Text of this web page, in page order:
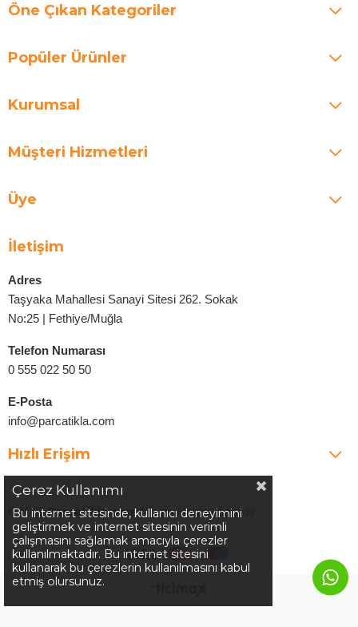
Öne Çıkan Kategoriler
Popüler Ürünler
Kurumsal
Müşteri Hizmetleri
Üye
İletişim
Adres
Taşyaka Mahallesi Sanayi Sitesi 262. Sokak
No:25 | Fethiye/Muğla
Telefon Numarası
0 555 022 50 50
E-Posta
info@parcatikla.com
Hızlı Erişim
©2025Parcatikla.com| Tüm Hakları Saklıdır.
Çerez Kullanımı
Bu internet sitesinde, kullanıcı deneyimini
geliştirmek ve internet sitesinin verimli
çalışmasını sağlamak amacıyla çerezler
kullanılmaktadır. Bu internet sitesini
kullanarak bu çerezlerin kullanılmasını kabul
etmiş olursunuz.